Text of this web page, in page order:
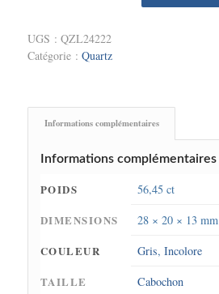
UGS : QZL24222
Catégorie : Quartz
Informations complémentaires
Informations complémentaires
POIDS
56,45 ct
DIMENSIONS
28 × 20 × 13 mm
COULEUR
Gris, Incolore
TAILLE
Cabochon